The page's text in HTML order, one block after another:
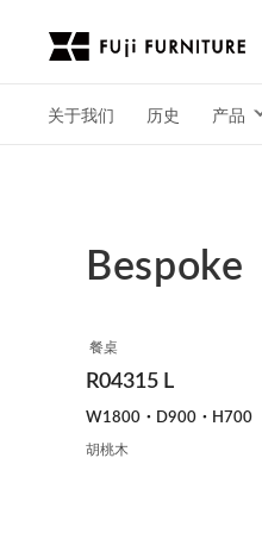
关于我们 历史 产品
Bespoke
餐桌
R04315 L
W1800・D900・H700
胡桃木